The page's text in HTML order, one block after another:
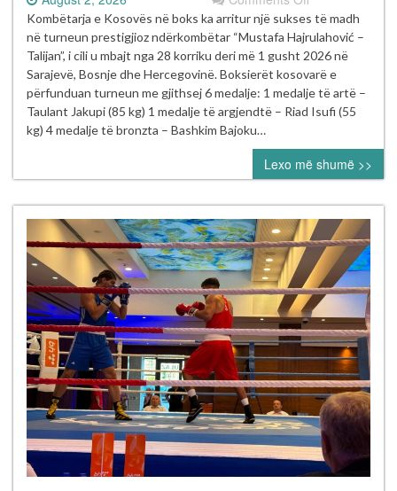
Kosova
shkëlqen
në
Turneun
Ndërkombëtar
të
“Mustafa
Hajrulahović
–
Talijan”
me
gjashtë
medalje
Kombëtarja e Kosovës në boks ka arritur një sukses të madh
në turneun prestigjioz ndërkombëtar “Mustafa Hajrulahović –
Talijan”, i cili u mbajt nga 28 korriku deri më 1 gusht 2026 në
Sarajevë, Bosnje dhe Hercegovinë. Boksierët kosovarë e
përfunduan turneun me gjithsej 6 medalje: 1 medalje të artë –
Taulant Jakupi (85 kg) 1 medalje të argjendtë – Riad Isufi (55
kg) 4 medalje të bronzta – Bashkim Bajoku…
Lexo më shumë >>